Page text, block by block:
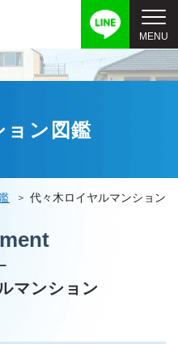
ョン図鑑
代々木ロイヤルマンション
マンション